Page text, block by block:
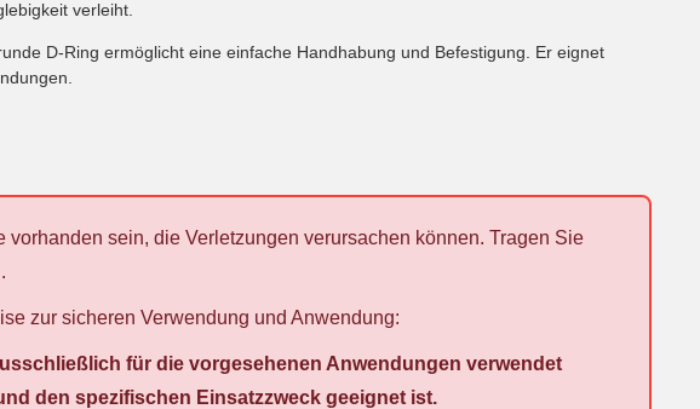
verleiht.
D-Ring ermöglicht eine einfache Handhabung und Befestigung. Er eignet
sein, die Verletzungen verursachen können. Tragen Sie
zur sicheren Verwendung und Anwendung:
für die vorgesehenen Anwendungen verwendet
den spezifischen Einsatzzweck geeignet ist.